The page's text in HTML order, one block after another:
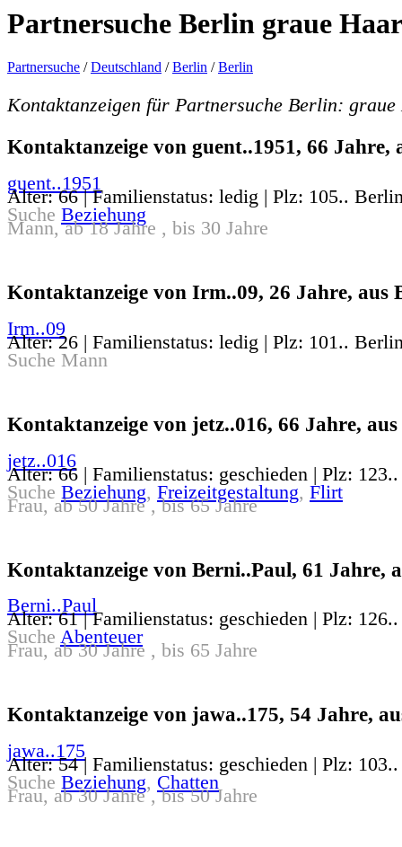
Partnersuche Berlin graue
Partnersuche /Deutschland /Berlin /Berlin
Kontaktanzeigen für Partnersuche Berlin: graue
Kontaktanzeige von guent..1951, 66 Jahre,
guent..1951
Alter: 66 | Familienstatus: ledig | Plz: 105..
Suche Beziehung
Mann, ab 18 Jahre , bis 30 Jahre
Kontaktanzeige von Irm..09, 26 Jahre, aus
Irm..09
Alter: 26 | Familienstatus: ledig | Plz: 101..
Suche Mann
Kontaktanzeige von jetz..016, 66 Jahre,
jetz..016
Alter: 66 | Familienstatus: geschieden | Plz:
Suche Beziehung, Freizeitgestaltung, Flirt
Frau, ab 50 Jahre , bis 65 Jahre
Kontaktanzeige von Berni..Paul, 61 Jahre,
Berni..Paul
Alter: 61 | Familienstatus: geschieden | Plz:
Suche Abenteuer
Frau, ab 30 Jahre , bis 65 Jahre
Kontaktanzeige von jawa..175, 54 Jahre,
jawa..175
Alter: 54 | Familienstatus: geschieden | Plz:
Suche Beziehung, Chatten
Frau, ab 30 Jahre , bis 50 Jahre